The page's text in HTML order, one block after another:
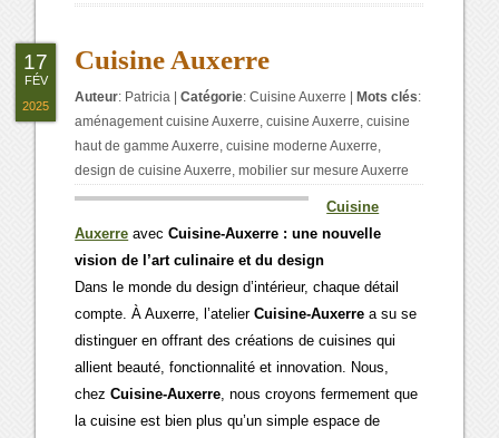
Cuisine Auxerre
Auteur: Patricia |Catégorie:Cuisine Auxerre Mots clés:
aménagement cuisine Auxerre,cuisine Auxerre,cuisine
haut de gamme Auxerre,cuisine moderne Auxerre,
design de cuisine Auxerre,mobilier sur mesure Auxerre
Cuisine
Auxerre avecCuisine-Auxerre : une nouvelle
vision de l’art culinaire et du design
Dans le monde du design d’intérieur, chaque détail
compte. À Auxerre, l’atelierCuisine-Auxerre a su se
distinguer en offrant des créations de cuisines qui
allient beauté, fonctionnalité et innovation. Nous,
chezCuisine-Auxerre, nous croyons fermement que
la cuisine est bien plus qu’un simple espace de
17
FÉV
2025